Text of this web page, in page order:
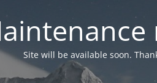
Site will be available soon.